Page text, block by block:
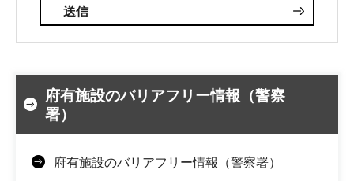
府有施設のバリアフリー情報（警察
署）
府有施設のバリアフリー情報（警察署）